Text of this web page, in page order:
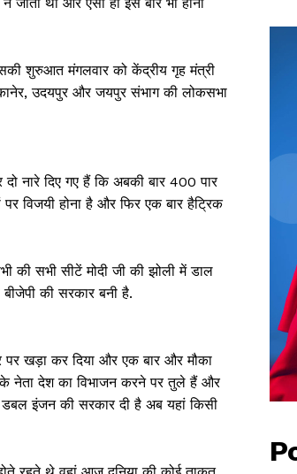
शुरुआत मंगलवार को केंद्रीय गृह मंत्री
उदयपुर और जयपुर संभाग की लोकसभा
नारे दिए गए हैं कि अबकी बार 400 पार
विजयी होना है और फिर एक बार हैट्रिक
की सभी सीटें मोदी जी की झोली में डाल
की सरकार बनी है.
पर खड़ा कर दिया और एक बार और मौका
नेता देश का विभाजन करने पर तुले हैं और
डबल इंजन की सरकार दी है अब यहां किसी